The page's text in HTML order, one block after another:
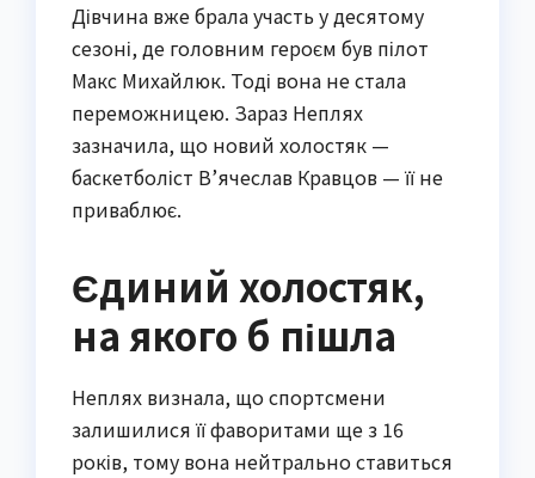
Дівчина вже брала участь у десятому
сезоні, де головним героєм був пілот
Макс Михайлюк. Тоді вона не стала
переможницею. Зараз Неплях
зазначила, що новий холостяк —
баскетболіст В’ячеслав Кравцов — її не
приваблює.
Єдиний холостяк,
на якого б пішла
Неплях визнала, що спортсмени
залишилися її фаворитами ще з 16
років, тому вона нейтрально ставиться